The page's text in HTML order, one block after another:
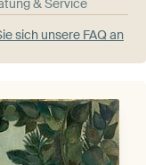
& Service
sich unsere FAQ an